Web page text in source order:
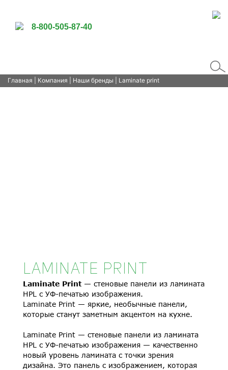
8-800-505-87-40
Главная Компания Наши бренды | Laminate print
LAMINATE PRINT
Laminate Print — стеновые панели из ламината
HPL с УФ-печатью изображения.
Laminate Print — яркие, необычные панели,
которые станут заметным акцентом на кухне.
Laminate Print — стеновые панели из ламината
HPL с УФ-печатью изображения — качественно
новый уровень ламината с точки зрения
дизайна. Это панель с изображением, которая